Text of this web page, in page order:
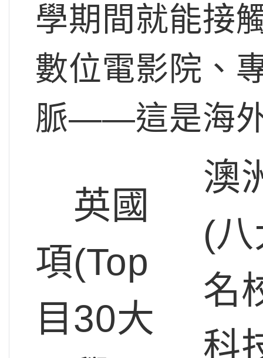
學期間就能接
數位電影院、
脈——這是海
項
目
英國
(Top
30大
澳
(
名
科